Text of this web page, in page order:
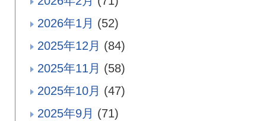
2026年1月 (52)
2025年12月 (84)
2025年11月 (58)
2025年10月 (47)
2025年9月 (71)